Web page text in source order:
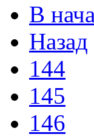
В
Назад
144
145
146